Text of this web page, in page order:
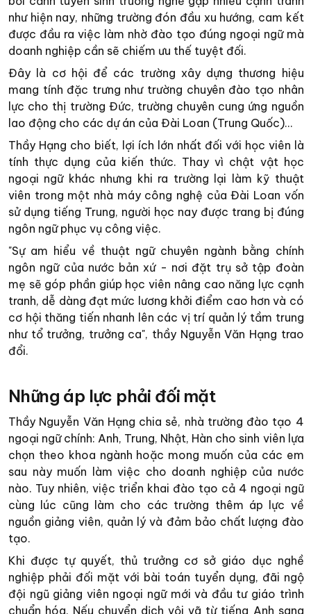
như hiện nay, những trường đón đầu xu hướng, cam kết
được đầu ra việc làm nhờ đào tạo đúng ngoại ngữ mà
doanh nghiệp cần sẽ chiếm ưu thế tuyệt đối.
Đây là cơ hội để các trường xây dựng thương hiệu
mang tính đặc trưng như trường chuyên đào tạo nhân
lực cho thị trường Đức, trường chuyên cung ứng nguồn
lao động cho các dự án của Đài Loan (Trung Quốc)...
Thầy Hạng cho biết, lợi ích lớn nhất đối với học viên là
tính thực dụng của kiến thức. Thay vì chật vật học
ngoại ngữ khác nhưng khi ra trường lại làm kỹ thuật
viên trong một nhà máy công nghệ của Đài Loan vốn
sử dụng tiếng Trung, người học nay được trang bị đúng
ngôn ngữ phục vụ công việc.
"Sự am hiểu về thuật ngữ chuyên ngành bằng chính
ngôn ngữ của nước bản xứ - nơi đặt trụ sở tập đoàn
mẹ sẽ góp phần giúp học viên nâng cao năng lực cạnh
tranh, dễ dàng đạt mức lương khởi điểm cao hơn và có
cơ hội thăng tiến nhanh lên các vị trí quản lý tầm trung
như tổ trưởng, trưởng ca", thầy Nguyễn Văn Hạng trao
đổi.
Những áp lực phải đối mặt
Thầy Nguyễn Văn Hạng chia sẻ, nhà trường đào tạo 4
ngoại ngữ chính: Anh, Trung, Nhật, Hàn cho sinh viên lựa
chọn theo khoa ngành hoặc mong muốn của các em
sau này muốn làm việc cho doanh nghiệp của nước
nào. Tuy nhiên, việc triển khai đào tạo cả 4 ngoại ngữ
cùng lúc cũng làm cho các trường thêm áp lực về
nguồn giảng viên, quản lý và đảm bảo chất lượng đào
tạo.
Khi được tự quyết, thủ trưởng cơ sở giáo dục nghề
nghiệp phải đối mặt với bài toán tuyển dụng, đãi ngộ
đội ngũ giảng viên ngoại ngữ mới và đầu tư giáo trình
chuẩn hóa. Nếu chuyển dịch vội vã từ tiếng Anh sang